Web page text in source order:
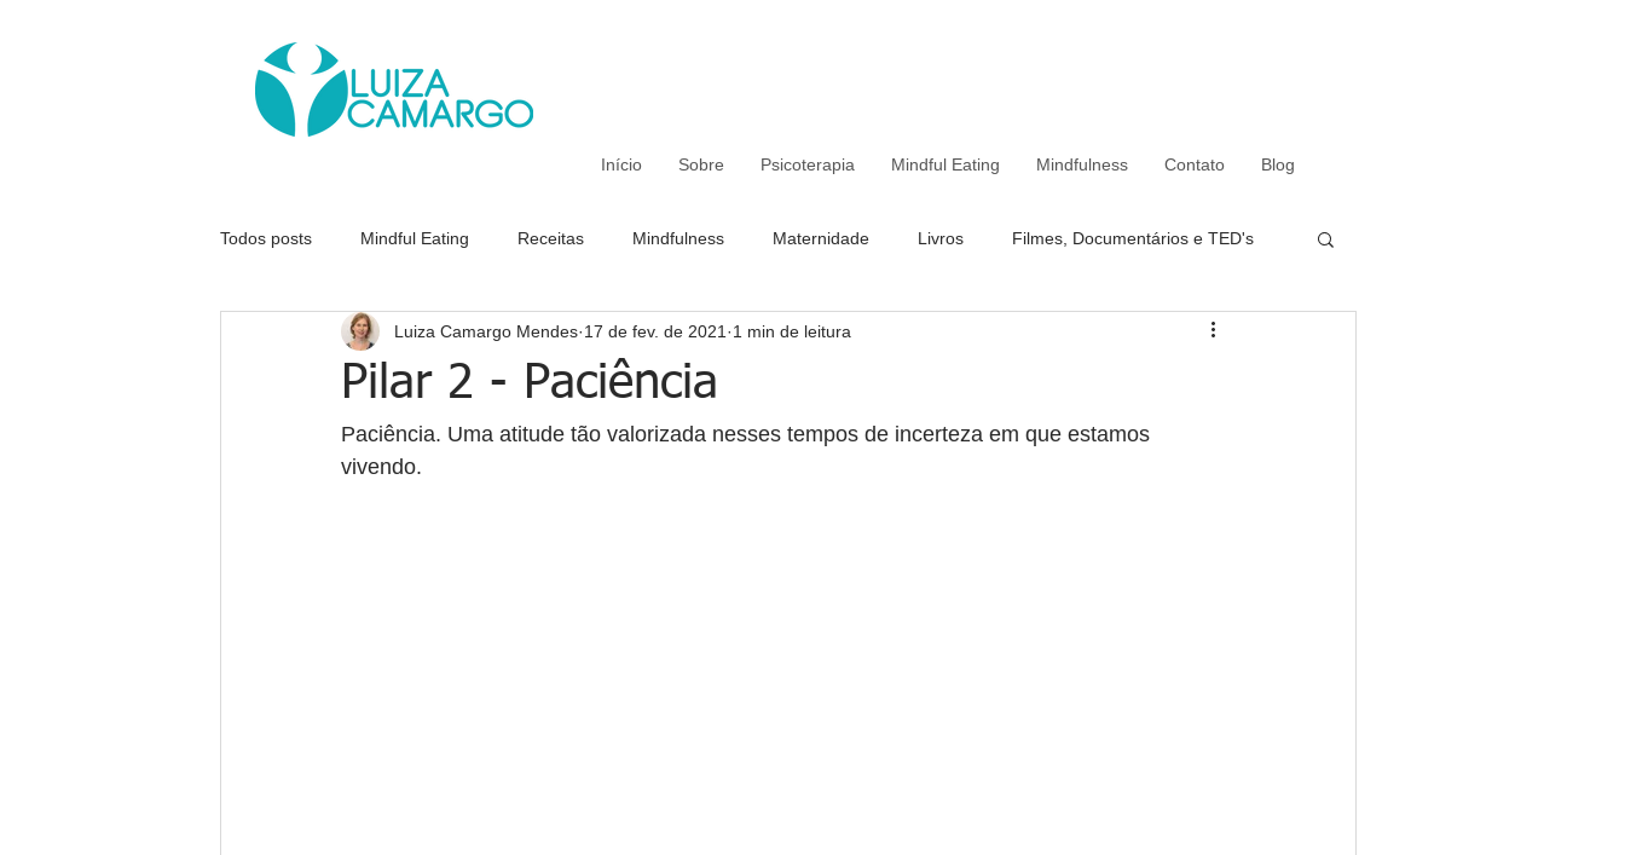
Início Sobre Psicoterapia Mindful Eating Mindfulness Contato Blog
Todos posts Mindful Eating Receitas Mindfulness Maternidade Livros Filmes, Documentários e TED's
Colocar na prática
Pilar 2 - Paciência
Luiza Camargo Mendes 17 de fev. de 2021 1 min de leitura
Paciência. Uma atitude tão valorizada nesses tempos de incerteza em que estamos
vivendo.